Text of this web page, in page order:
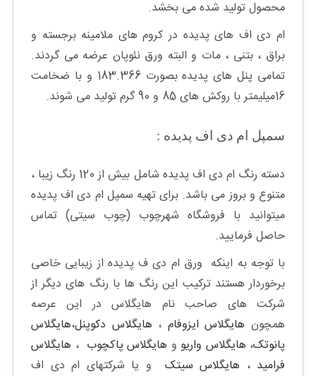
محصول تولید شده می بخشد.
ام دی اف های پدیده در کروم های ملامینه برجسته و
براق ، بتنی ، مات و البته ورق نئوپان عرضه می گردند.
تمامی پنل های پدیده بصورت 183.366 و با ضخامت
16میلیمتر با روکش های 85 و 90 گرم تولید می شوند.
سمپل ام دی اف پدیده :
دسته رنگ ام دی اف پدیده شامل بیش از 120 رنگ زیبا ،
متنوع و بروز می باشد. برای تهیه سمپل ام دی اف پدیده
میتوانید با فروشگاه شهرچوب (چوب سیتی) تماس
حاصل فرمایید.
با توجه به اینکه ورق ام دی ف پدیده از زیبایی خاصی
برخوردار هستند ترکیب این رنگ ها با رنگ های دیگر از
شرکت های صاحب نام هایگلاس در این عرصه
همچون هایگلاس ایزوفام ، هایگلاس دکوپنل،هایگلاس
پانوتک، هایگلاس واریو و هایگلاس پاکچوب ، هایگلاس
فرامید ، هایگلاس سیتک و یا شرکتهای ام دی اف